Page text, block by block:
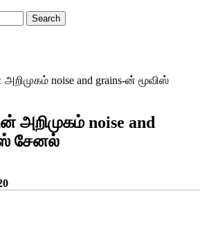
noise and grains-ன் மூவிஸ்
அறிமுகம் noise and
சேனல்